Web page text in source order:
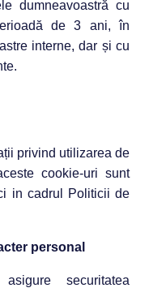
dumneavoastră cu
de 3 ani, în
interne, dar și cu
privind utilizarea de
cookie-uri sunt
in cadrul Politicii de
personal
securitatea